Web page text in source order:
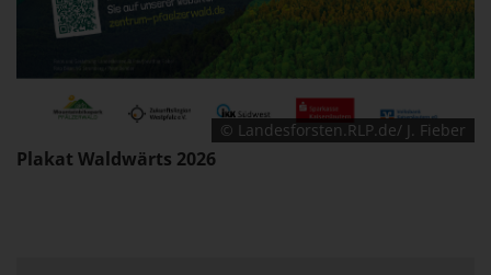
© Landesforsten.RLP.de/ J. Fieber
Plakat Waldwärts 2026